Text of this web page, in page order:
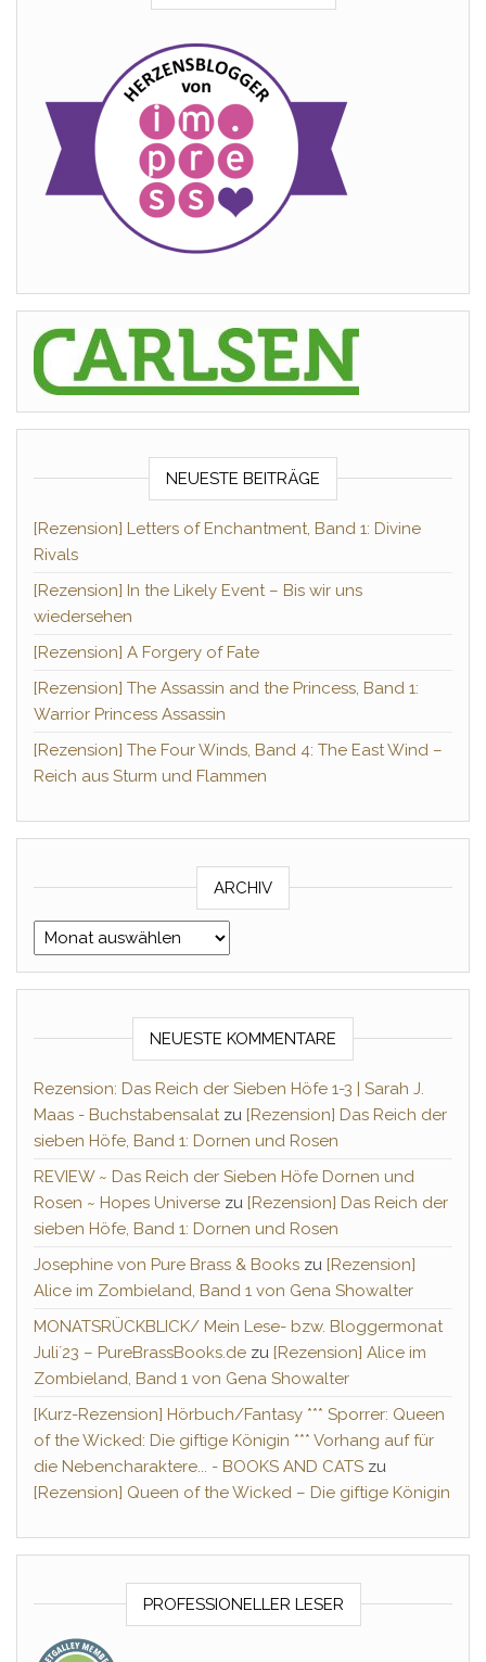
NEUESTE BEITRÄGE
[Rezension] Letters of Enchantment, Band 1: Divine
Rivals
[Rezension] In the Likely Event – Bis wir uns
wiedersehen
[Rezension] A Forgery of Fate
[Rezension] The Assassin and the Princess, Band 1:
Warrior Princess Assassin
[Rezension] The Four Winds, Band 4: The East Wind –
Reich aus Sturm und Flammen
ARCHIV
Archiv
NEUESTE KOMMENTARE
Rezension: Das Reich der Sieben Höfe 1-3 | Sarah J.
Maas - Buchstabensalatzu [Rezension] Das Reich der
sieben Höfe, Band 1: Dornen und Rosen
REVIEW ~ Das Reich der Sieben Höfe Dornen und
Rosen ~ Hopes Universe zu [Rezension] Das Reich der
sieben Höfe, Band 1: Dornen und Rosen
Josephine von Pure Brass & Books zu [Rezension]
Alice im Zombieland, Band 1 von Gena Showalter
MONATSRÜCKBLICK/ Mein Lese- bzw. Bloggermonat
Juli´23 – PureBrassBooks.de zu [Rezension] Alice im
Zombieland, Band 1 von Gena Showalter
[Kurz-Rezension] Hörbuch/Fantasy *** Sporrer: Queen
of the Wicked: Die giftige Königin *** Vorhang auf für
die Nebencharaktere... - BOOKS AND CATS zu
[Rezension] Queen of the Wicked – Die giftige Königin
PROFESSIONELLER LESER